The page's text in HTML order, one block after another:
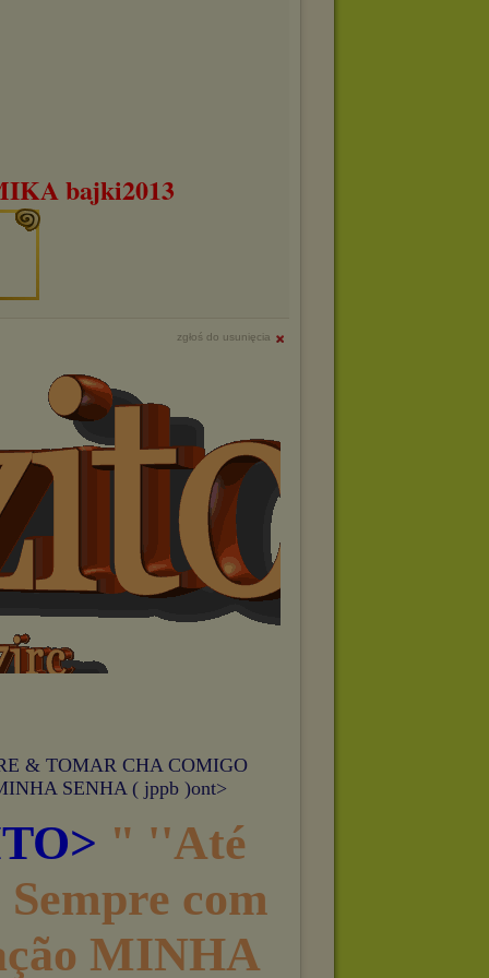
bajki2013
zgłoś do usunięcia
& TOMAR CHA COMIGO
SENHA ( jppb )ont>
" ''Até
com
MINHA